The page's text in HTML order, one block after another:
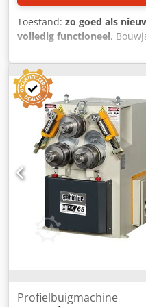
Toestand: zo goed als
volledig functioneel,
profielbuigmachine
Bouwjaar 2019 - Nieuw /
Capaciteit platstaal: 120 x
kant: 80 x 20 mm
besturing 1 set
van de bovenrol Buighulp
Profielbuigmachine